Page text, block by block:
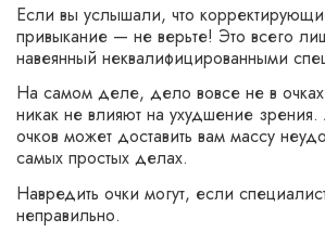
Если вы услышали, что
привыкание — не верьте! Это всего
навеянный неквалифицированными
На самом деле, дело вовсе не в
никак не влияют на ухудшение
очков может доставить вам массу
самых простых делах.
Навредить очки могут, если
неправильно.